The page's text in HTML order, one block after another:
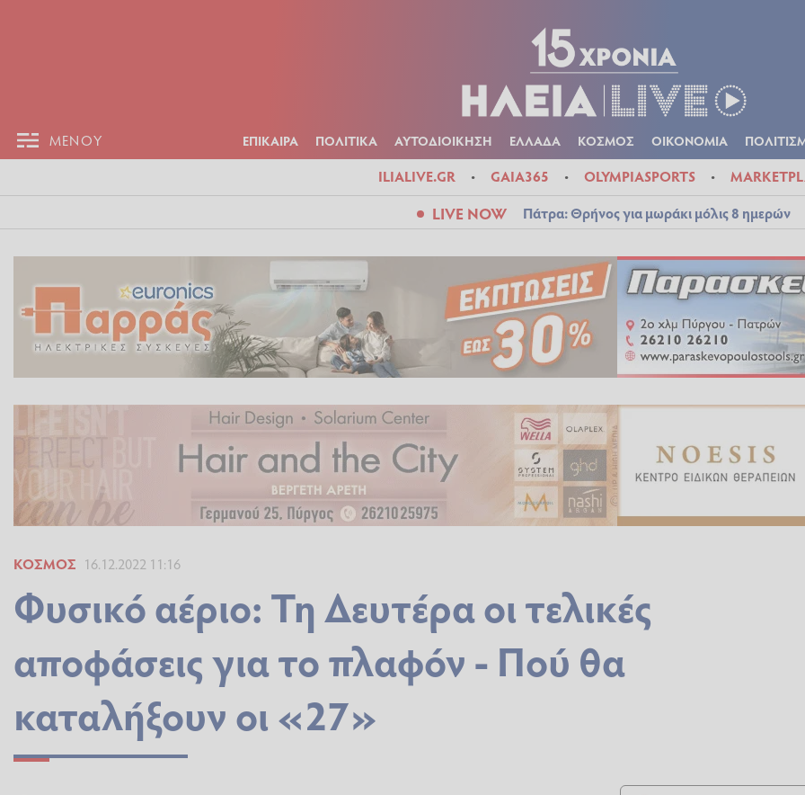
ΜΕΝΟΥ ΕΠΙΚΑΙΡΑ ΠΟΛΙΤΙΚΑ ΑΥΤΟΔΙΟΙΚΗΣΗ ΕΛΛΑΔΑ ΚΟΣΜΟΣ ΟΙΚΟΝΟΜΙΑ
ILIALIVE.GR GAIA365 OLYMPIASPORTS
LIVE NOW Πάτρα: Θρήνος για μωράκι μόλις 8 ημερών
ΚΌΣΜΟΣ 16.12.2022 11:16
Φυσικό αέριο: Τη Δευτέρα οι τελικές
αποφάσεις για το πλαφόν - Πού θα
καταλήξουν οι «27»